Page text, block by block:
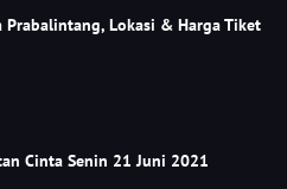
Prabalintang, Lokasi & Harga Tiket
Cinta Senin 21 Juni 2021